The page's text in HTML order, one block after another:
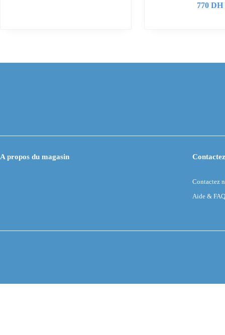
770 DH
A propos du magasin
Contactez
Aide & FAQ